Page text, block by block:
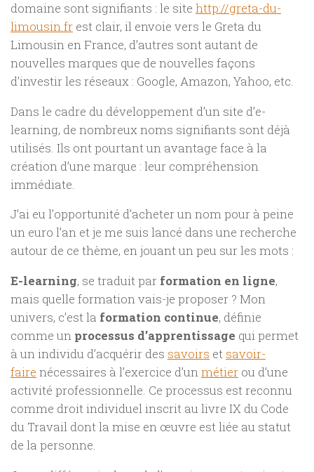
domaine sont signifiants : le site http://greta-du-
limousin.fr est clair, il envoie vers le Greta du
Limousin en France, d’autres sont autant de
nouvelles marques que de nouvelles façons
d’investir les réseaux : Google, Amazon, Yahoo, etc.
Dans le cadre du développement d’un site d’e-
learning, de nombreux noms signifiants sont déjà
utilisés. Ils ont pourtant un avantage face à la
création d’une marque : leur compréhension
immédiate.
J’ai eu l’opportunité d’acheter un nom pour à peine
un euro l’an et je me suis lancé dans une recherche
autour de ce thème, en jouant un peu sur les mots :
E-learning, se traduit par formation en ligne,
mais quelle formation vais-je proposer ? Mon
univers, c’est la formation continue, définie
comme un processus d’apprentissage qui permet
à un individu d’acquérir des savoirs et savoir-
faire nécessaires à l’exercice d’unmétier ou d’une
activité professionnelle. Ce processus est reconnu
comme droit individuel inscrit au livre IX du Code
du Travail dont la mise en œuvre est liée au statut
de la personne.